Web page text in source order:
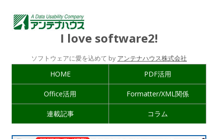
I love software2!
ソフトウェアに愛を込めて by アンテナハウス株式会社
HOME PDF活用
Office活用 Formatter/XML関係
連載記事 コラム